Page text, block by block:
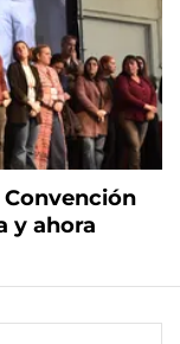
Convención
y ahora